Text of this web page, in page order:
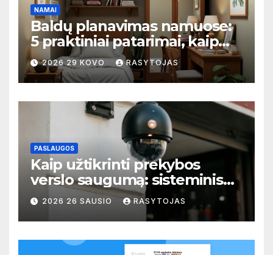
NAMAI
Baldų planavimas namuose:
5 praktiniai patarimai, kaip
išvengti perpildytų ir tuščių
zonų
2026 29 KOVO RASYTOJAS
PASLAUGOS
Kaip užtikrinti prekybos
verslo saugumą: sisteminis
požiūris į rizikų valdymą
2026 26 SAUSIO RASYTOJAS